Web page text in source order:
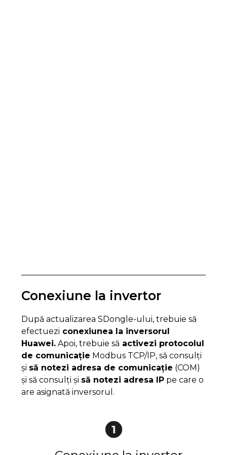
Conexiune la invertor
După actualizarea SDongle-ului, trebuie să
efectuezi conexiunea la inversorul
Huawei. Apoi, trebuie să activezi protocolul
de comunicație Modbus TCP/IP, să consulți
și să notezi adresa de comunicație (COM)
și să consulți și să notezi adresa IP pe care o
are asignată inversorul.